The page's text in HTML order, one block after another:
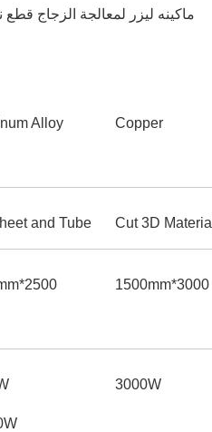
ماكينه ليزر لمعالجة الزجاج
Alloy Copper
and Tube Cut 3D Material
2500*1300mm 3000*1500mm
3000W